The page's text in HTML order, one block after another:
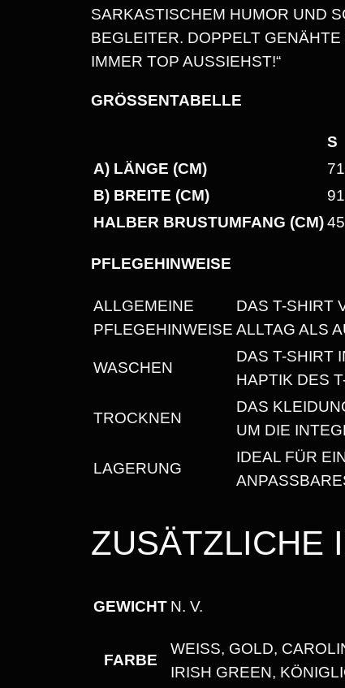
SARKASTISCHEM HUMOR UND
BEGLEITER. DOPPELT
IMMER TOP AUSSIEHST!“
GRÖSSENTABELLE
S
A) LÄNGE (CM)
B) BREITE (CM)
HALBER BRUSTUMFANG (CM)
PFLEGEHINWEISE
ALLGEMEINE
PFLEGEHINWEISE
DAS T-SHIRT
ALLTAG ALS
WASCHEN
DAS T-SHIRT
HAPTIK DES
TROCKNEN
DAS
UM DIE
LAGERUNG
IDEAL FÜR
ZUSÄTZLICHE
GEWICHT N. V.
FARBE
WEISS, GOLD,
RISH GREEN,